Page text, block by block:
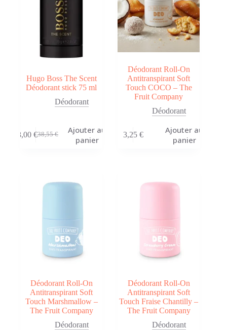
Hugo Boss The Scent
Déodorant stick 75 ml
Déodorant
38,55€
Le
18,00€Le
Ajouter au
panier
Déodorant Roll-On
Antitranspirant Soft
Touch COCO – The
Fruit Company
Déodorant
3,25 €
Ajouter au
panier
Déodorant Roll-On
Antitranspirant Soft
Touch Marshmallow –
The Fruit Company
Déodorant
Déodorant Roll-On
Antitranspirant Soft
Touch Fraise Chantilly –
The Fruit Company
Déodorant